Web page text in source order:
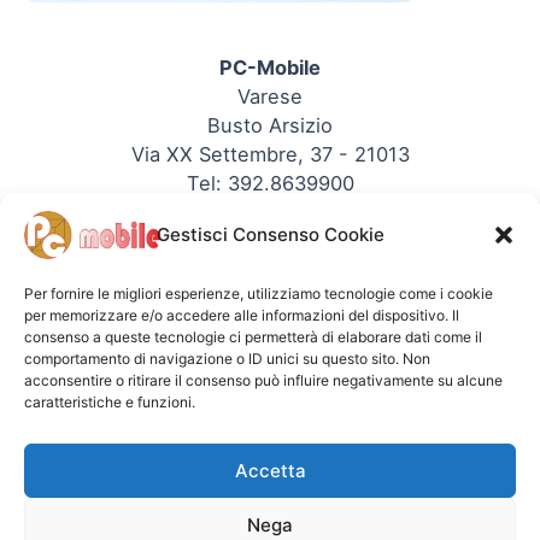
Gestisci Consenso Cookie
Per fornire le migliori esperienze, utilizziamo tecnologie come i cookie
per memorizzare e/o accedere alle informazioni del dispositivo. Il
consenso a queste tecnologie ci permetterà di elaborare dati come il
comportamento di navigazione o ID unici su questo sito. Non
acconsentire o ritirare il consenso può influire negativamente su alcune
caratteristiche e funzioni.
Accetta
Nega
PC-Mobile
Varese
Busto Arsizio
Via XX Settembre, 37 - 21013
Tel: 392.8639900
REA: 344330
Sito PC-Mobile
Copyright © - PC-Mobile
PC-Mobile Info
Chi siamo